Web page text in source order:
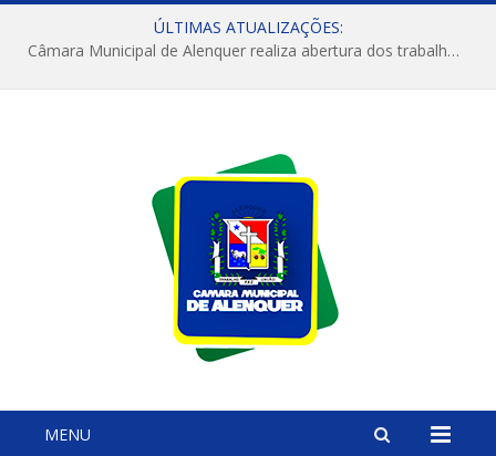
ÚLTIMAS ATUALIZAÇÕES:
Câmara Municipal de Alenquer realiza abertura dos trabalhos do 4º Período Legislativo
MENU